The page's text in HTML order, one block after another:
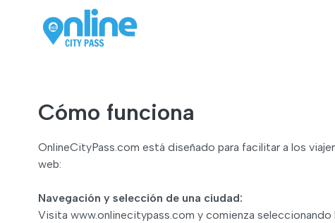
Cómo funciona
OnlineCityPass.com está diseñado para facilitar a los
web:
Navegación y selección de una ciudad:
Visita www.onlinecitypass.com y comienza